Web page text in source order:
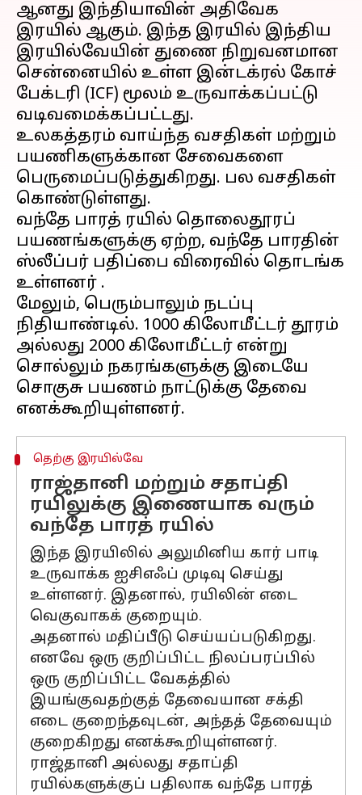
ஆனது இந்தியாவின் அதிவேக
இரயில் ஆகும். இந்த இரயில் இந்திய
இரயில்வேயின் துணை நிறுவனமான
சென்னையில் உள்ள இன்டக்ரல் கோச்
பேக்டரி (ICF) மூலம் உருவாக்கப்பட்டு
வடிவமைக்கப்பட்டது.
உலகத்தரம் வாய்ந்த வசதிகள் மற்றும்
பயணிகளுக்கான சேவைகளை
பெருமைப்படுத்துகிறது. பல வசதிகள்
கொண்டுள்ளது.
வந்தே பாரத் ரயில் தொலைதூரப்
பயணங்களுக்கு ஏற்ற, வந்தே பாரதின்
ஸ்லீப்பர் பதிப்பை விரைவில் தொடங்க
உள்ளனர் .
மேலும், பெரும்பாலும் நடப்பு
நிதியாண்டில். 1000 கிலோமீட்டர் தூரம்
அல்லது 2000 கிலோமீட்டர் என்று
சொல்லும் நகரங்களுக்கு இடையே
சொகுசு பயணம் நாட்டுக்கு தேவை
தெற்கு இரயில்வே
ராஜ்தானி மற்றும் சதாப்தி
ரயிலுக்கு இணையாக வரும்
வந்தே பாரத் ரயில்
இந்த இரயிலில் அலுமினிய கார் பாடி
உருவாக்க ஐசிஎஃப் முடிவு செய்து
உள்ளனர். இதனால், ரயிலின் எடை
வெகுவாகக் குறையும்.
அதனால் மதிப்பீடு செய்யப்படுகிறது.
எனவே ஒரு குறிப்பிட்ட நிலப்பரப்பில்
ஒரு குறிப்பிட்ட வேகத்தில்
இயங்குவதற்குத் தேவையான சக்தி
எடை குறைந்தவுடன், அந்தத் தேவையும்
குறைகிறது எனக்கூறியுள்ளனர்.
ராஜ்தானி அல்லது சதாப்தி
ரயில்களுக்குப் பதிலாக வந்தே பாரத்